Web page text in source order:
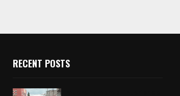
RECENT POSTS